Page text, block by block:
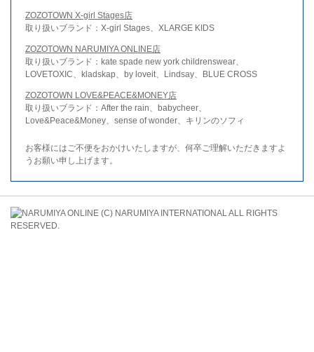
ZOZOTOWN X-girl Stages店
取り扱いブランド：X-girl Stages、XLARGE KIDS
ZOZOTOWN NARUMIYA ONLINE店
取り扱いブランド：kate spade new york childrenswear、
LOVETOXIC、kladskap、by loveit、Lindsay、BLUE CROSS
ZOZOTOWN LOVE&PEACE&MONEY店
取り扱いブランド：After the rain、babycheer、
Love&Peace&Money、sense of wonder、キリンのソフィ
お客様にはご不便をおかけいたしますが、何卒ご理解いただきますよ
うお願い申し上げます。